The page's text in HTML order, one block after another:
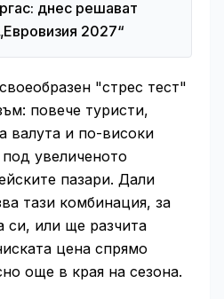
днес решават
2027“
"стрес тест"
повече туристи,
валута и по-високи
увеличеното
пазари. Дали
тази комбинация, за
или ще разчита
цена спрямо
още в края на сезона.